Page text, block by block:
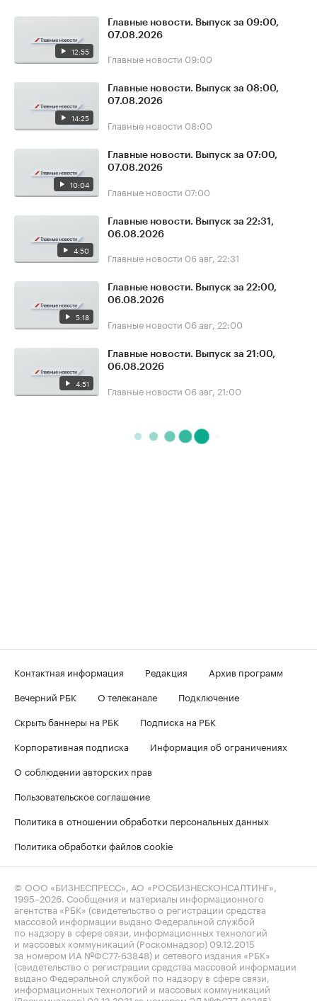
12:55
Главные новости. Выпуск за 09:00,
07.08.2026
Главные новости 09:00
14:25
Главные новости. Выпуск за 08:00,
07.08.2026
Главные новости 08:00
10:04
Главные новости. Выпуск за 07:00,
07.08.2026
Главные новости 07:00
4:50
Главные новости. Выпуск за 22:31,
06.08.2026
Главные новости 06 авг, 22:31
5:18
Главные новости. Выпуск за 22:00,
06.08.2026
Главные новости 06 авг, 22:00
4:51
Главные новости. Выпуск за 21:00,
06.08.2026
Главные новости 06 авг, 21:00
Контактная информация Редакция
Архив программ
Вечерний РБК
О телеканале
Подключение
Скрыть баннеры на РБК
Подписка на РБК
Корпоративная подписка
Информация об ограничениях
О соблюдении авторских прав
Пользовательское соглашение
Политика в отношении обработки персональных данных
Политика обработки файлов cookie
© ООО «БИЗНЕСПРЕСС», АО «РОСБИЗНЕСКОНСАЛТИНГ»,
1995–2026 . Сообщения и материалы информационного
агентства «РБК» (свидетельство о регистрации средства
массовой информации выдано Федеральной службой
по надзору в сфере связи, информационных технологий
и массовых коммуникаций (Роскомнадзор) 09.12.2015
за номером ИА №ФС77-63848) и сетевого издания «РБК»
(свидетельство о регистрации средства массовой информации
выдано Федеральной службой по надзору в сфере связи,
информационных технологий и массовых коммуникаций